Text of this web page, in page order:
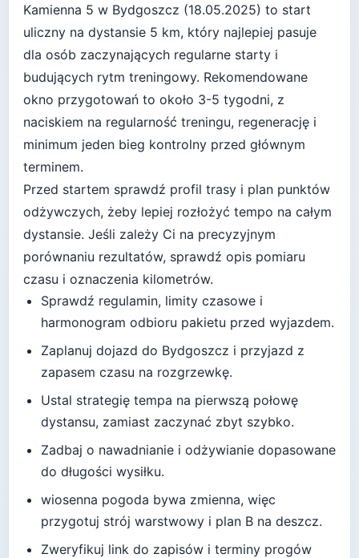
Kamienna 5 w Bydgoszcz (18.05.2025) to start
uliczny na dystansie 5 km, który najlepiej pasuje
dla osób zaczynających regularne starty i
budujących rytm treningowy. Rekomendowane
okno przygotowań to około 3-5 tygodni, z
naciskiem na regularność treningu, regenerację i
minimum jeden bieg kontrolny przed głównym
terminem.
Przed startem sprawdź profil trasy i plan punktów
odżywczych, żeby lepiej rozłożyć tempo na całym
dystansie. Jeśli zależy Ci na precyzyjnym
porównaniu rezultatów, sprawdź opis pomiaru
czasu i oznaczenia kilometrów.
Sprawdź regulamin, limity czasowe i
harmonogram odbioru pakietu przed wyjazdem.
Zaplanuj dojazd do Bydgoszcz i przyjazd z
zapasem czasu na rozgrzewkę.
Ustal strategię tempa na pierwszą połowę
dystansu, zamiast zaczynać zbyt szybko.
Zadbaj o nawadnianie i odżywianie dopasowane
do długości wysiłku.
wiosenna pogoda bywa zmienna, więc
przygotuj strój warstwowy i plan B na deszcz.
Zweryfikuj link do zapisów i terminy progów